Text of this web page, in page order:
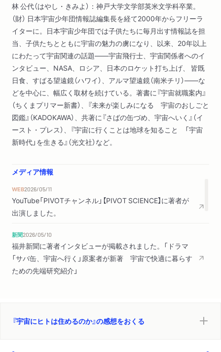
第四章 もっと長く、もっと遠くへ
人工重力が必要な理由
宇宙は私たちを呼んでいる
第五章 より多くの人が宇宙に住む時代へ
宇宙で赤ちゃんは生まれるか
開かれる宇宙
林 公代（はやし・きみよ）：神戸大学文学部英米文学科卒業。
（財） 日本宇宙少年団情報誌編集長を経て2000年からフリーラ
イターに。日本宇宙少年団では子供たちに毎月出す情報誌を担
当、子供たちとともに宇宙の魅力の虜になり、以来、20年以上
にわたって宇宙関連の話題――宇宙飛行士、宇宙関係者へのイ
ンタビュー、NASA、ロシア、日本のロケット打ち上げ、 皆既
日食、すばる望遠鏡（ハワイ）、アルマ望遠鏡（南米チリ）――な
どを中心に、幅広く取材を続けている。著書に『宇宙就職案内』
（ちくまプリマー新書）、『未来が楽しみになる 宇宙のおしごと
図鑑』（KADOKAWA）、共著に『さばの缶づめ、宇宙へいく』（イ
ースト・プレス）、『宇宙に行くことは地球を知ること 「宇宙
新時代」を生きる』（光文社）など。
メディア情報
WEB2026/05/11
YouTube「PIVOTチャンネル」【PIVOT SCIENCE】に著者が
出演しました。
新聞2026/05/10
福井新聞に著者インタビューが掲載されました。「ドラマ
「サバ缶、宇宙へ行く」原案者が新著 宇宙で快適に暮らす
ための先端研究紹介」
が出演しました。
『宇宙にヒトは住めるのか』の感想をおくる